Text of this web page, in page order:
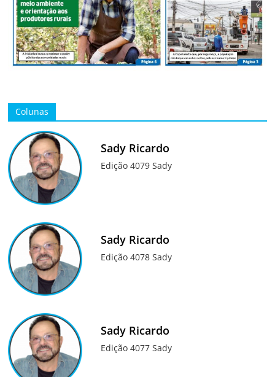
Colunas
Sady Ricardo
Edição 4079 Sady
Sady Ricardo
Edição 4078 Sady
Sady Ricardo
Edição 4077 Sady